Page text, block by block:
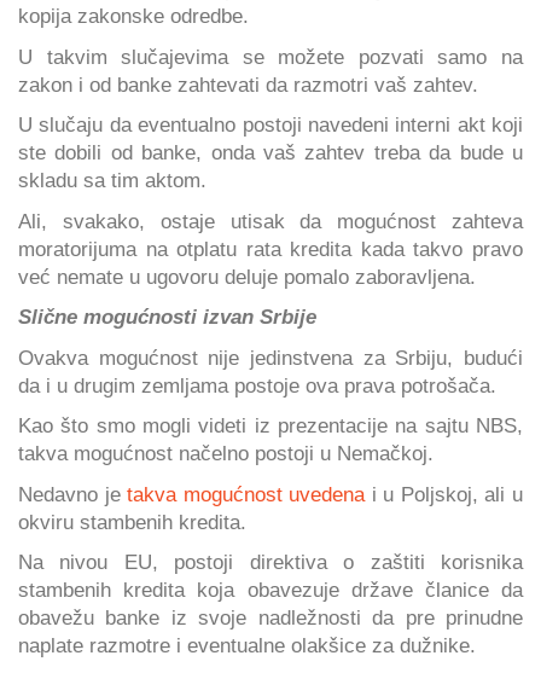
kopija zakonske odredbe.
U takvim slučajevima se možete pozvati samo na
zakon i od banke zahtevati da razmotri vaš zahtev.
U slučaju da eventualno postoji navedeni interni akt koji
ste dobili od banke, onda vaš zahtev treba da bude u
skladu sa tim aktom.
Ali, svakako, ostaje utisak da mogućnost zahteva
moratorijuma na otplatu rata kredita kada takvo pravo
već nemate u ugovoru deluje pomalo zaboravljena.
Slične mogućnosti izvan Srbije
Ovakva mogućnost nije jedinstvena za Srbiju, budući
da i u drugim zemljama postoje ova prava potrošača.
Kao što smo mogli videti iz prezentacije na sajtu NBS,
takva mogućnost načelno postoji u Nemačkoj.
Nedavno jetakva mogućnost uvedena i u Poljskoj, ali u
okviru stambenih kredita.
Na nivou EU, postoji direktiva o zaštiti korisnika
stambenih kredita koja obavezuje države članice da
obavežu banke iz svoje nadležnosti da pre prinudne
naplate razmotre i eventualne olakšice za dužnike.